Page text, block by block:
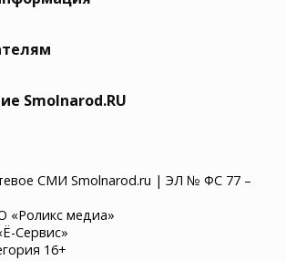
Smolnarod.RU
СМИ Smolnarod.ru | ЭЛ № ФС 77 –
«Роликс медиа»
Сервис»
16+